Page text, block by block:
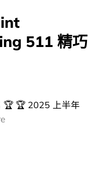
511 精巧
🏆 🏆 2025 上半年